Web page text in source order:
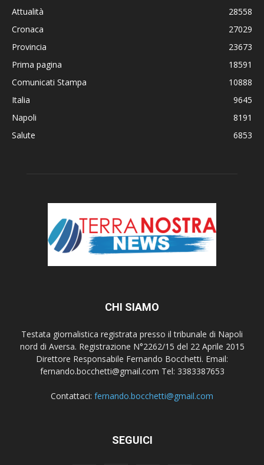
Attualità
28558
Cronaca
27029
Provincia
23673
Prima pagina
18591
Comunicati Stampa
10888
Italia
9645
Napoli
8191
Salute
6853
CHI SIAMO
Testata giornalistica registrata presso il tribunale di Napoli
nord di Aversa. Registrazione N°2262/15 del 22 Aprile 2015
Direttore Responsabile Fernando Bocchetti. Email:
fernando.bocchetti@gmail.com Tel: 3383387653
Contattaci: fernando.bocchetti@gmail.com
SEGUICI